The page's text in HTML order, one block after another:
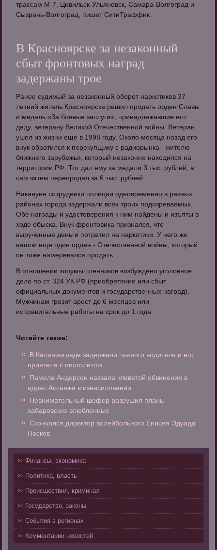
трассам М-7, Цивильск-­Ульяновск, Самара-В­олгоград и
Сызра­нь-Волгоград, пишет СитиТраффик.
В Красноярске за незаконный
сбыт фронтовых наград
задержаны трое
Ранее судимый за незаконный оборот наркотиков 37-
летний житель Красноярска решил продать орден Славы
и медаль «За боевые заслуги», принадлежавшие его
деду, ветерану Великой Отечественной войны. Ветеран
ушел из жизни еще в 1998 году. Около месяца назад его
внук обратился к перекупщику с радиорынка - жителю
ближнего зарубежья, который незаконно находился на
территории РФ. Тот дал ему за медали 3 тыс. рублей, а
сам затем перепродал за 6 тыс. рублей.
Накануне сотрудники полиции одновременно в разных
районах города задержали всех троих подозреваемых.
Обе награды и удостоверения к ним найдены и изъяты в
ходе обыска. Внук фронтовика признался, что
вырученные деньги потратил на наркотики. У него же
нашли еще один орден - Отечественной войны, который
он тоже намеревался продать.
В отношении злоумышленников возбуждено уголовное
дело по ст. 324 УК РФ (приобретение или сбыт
официальных документов и государственных наград).
Мужчинам грозит арест до 6 месяцев или
исправительные работы на срок до 1 года.
Читайте также:
В Калининграде задержали пьяного водителя и его
приятеля с пистолетом
Памела Андерсон назвала клеветой обвинения в
адрес Ассанжа в изнасиловании
Невнимательный шофер разрушил планы
хабаровских влюбленных
Скончался директор волейбольного Енисея Эдуард
Носков
Финансы, экономика
Политика, власть
Происшествия, криминал
Государство, законы
События в регионах
Комментарии новостей